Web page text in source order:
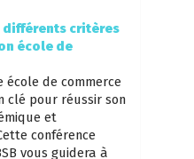
différents critères
école de
école de commerce
clé pour réussir son
et
conférence
vous guidera à